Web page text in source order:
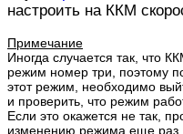
настроить на ККМ
Примечание
Иногда случается так, что
режим номер три, поэтому
этот режим, необходимо
и проверить, что режим
Если это окажется не так,
изменению режима еще раз.